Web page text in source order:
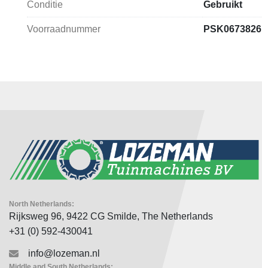
Conditie Gebruikt
Voorraadnummer PSK0673826
North Netherlands:
Rijksweg 96, 9422 CG Smilde, The Netherlands
+31 (0) 592-430041
info@lozeman.nl